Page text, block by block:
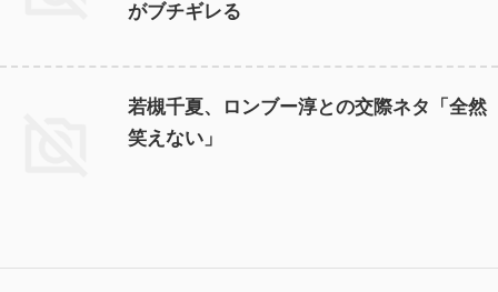
がブチギレる
若槻千夏、ロンブー淳との交際ネタ「全然
笑えない」